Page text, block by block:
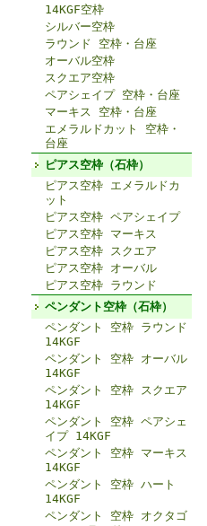
14KGF空枠
シルバー空枠
ラウンド 空枠・台座
オーバル空枠
スクエア空枠
ペアシェイプ 空枠・台座
マーキス 空枠・台座
エメラルドカット 空枠・
台座
ピアス空枠（石枠）
ピアス空枠 エメラルドカ
ット
ピアス空枠 ペアシェイプ
ピアス空枠 マーキス
ピアス空枠 スクエア
ピアス空枠 オーバル
ピアス空枠 ラウンド
ペンダント空枠（石枠）
ペンダント 空枠 ラウンド
14KGF
ペンダント 空枠 オーバル
14KGF
ペンダント 空枠 スクエア
14KGF
ペンダント 空枠 ペアシェ
イプ 14KGF
ペンダント 空枠 マーキス
14KGF
ペンダント 空枠 ハート
14KGF
ペンダント 空枠 オクタゴ